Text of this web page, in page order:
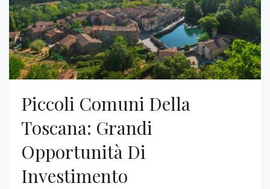
Piccoli Comuni Della
Toscana: Grandi
Opportunità Di
Investimento